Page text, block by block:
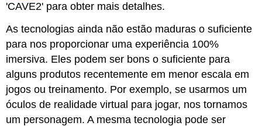
'CAVE2' para obter mais detalhes.
As tecnologias ainda não estão maduras o suficiente
para nos proporcionar uma experiência 100%
imersiva. Eles podem ser bons o suficiente para
alguns produtos recentemente em menor escala em
jogos ou treinamento. Por exemplo, se usarmos um
óculos de realidade virtual para jogar, nos tornamos
um personagem. A mesma tecnologia pode ser